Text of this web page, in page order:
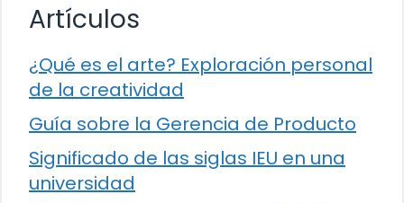
Artículos
¿Qué es el arte? Exploración personal
de la creatividad
Guía sobre la Gerencia de Producto
Significado de las siglas IEU en una
universidad